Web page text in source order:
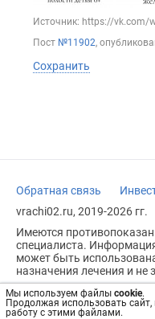
Мы используем файлы cookie.
Продолжая использовать сайт,
работу с этими файлами.
Источник: https://vk.com/
Пост №11902,
Сохранить
Обратная связь
vrachi02.ru, 2019-2026 гг.
Имеются
специалиста.
может быть
назначения лечения и не
Возрастное ограничение: